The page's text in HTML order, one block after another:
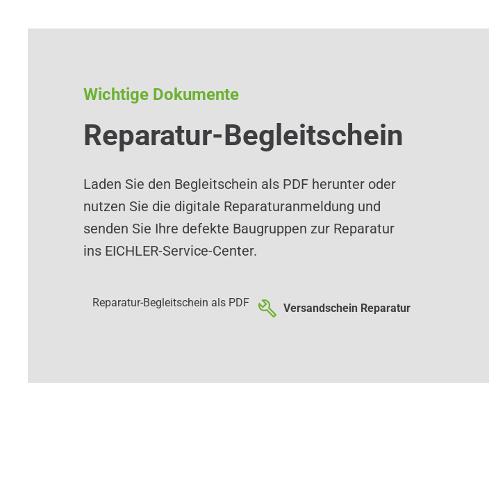
Wichtige Dokumente
Reparatur-Begleitschein
Laden Sie den Begleitschein als PDF herunter oder
nutzen Sie die digitale Reparaturanmeldung und
senden Sie Ihre defekte Baugruppen zur Reparatur
ins EICHLER-Service-Center.
Reparatur-Begleitschein als PDF Versandschein Reparatur